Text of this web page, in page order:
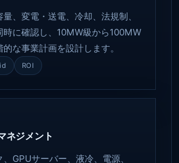
、変電・送電、冷却、法規制、
時に確認し、10MW級から100MW
な事業計画を設計します。
ROI
ネジメント
GPUサーバー、液冷、電源、